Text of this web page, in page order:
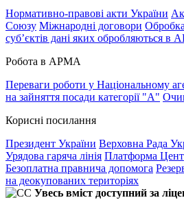
Нормативно-правові акти України
Союзу Міжнародні договори
субʼєктів дані яких обробляються в
Робота в АРМА
Переваги роботи у Національному
на зайняття посади категорії "А"
Корисні посилання
Президент України Верховна Рада
Урядова гаряча лінія Платформа
Безоплатна правнича допомога
на деокупованих територіях
Увесь вміст доступний за